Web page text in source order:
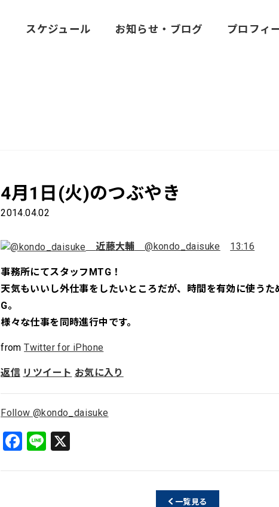
スケジュール お知らせ・ブログ プロフィ
4月1日(火)のつぶやき
2014.04.02
近藤大輔 @kondo_daisuke 13:16
事務所にてスタッフMTG！
天気もいいし外仕事をしたいところだが、時間を有効に使う
G。
様々な仕事を同時進行中です。
fromTwitter for iPhone
返信 リツイート お気に入り
Follow @kondo_daisuke
F
a
c
Li
n
e
一覧見る